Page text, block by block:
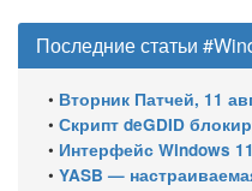
Последние статьи
• Вторник Патчей, 11 августа 2026 года: Обновления
• Скрипт deGDID блокирует отслеживание
• Интерфейс Windows 11 переходит на
• YASB — настраиваемая строка состояния для